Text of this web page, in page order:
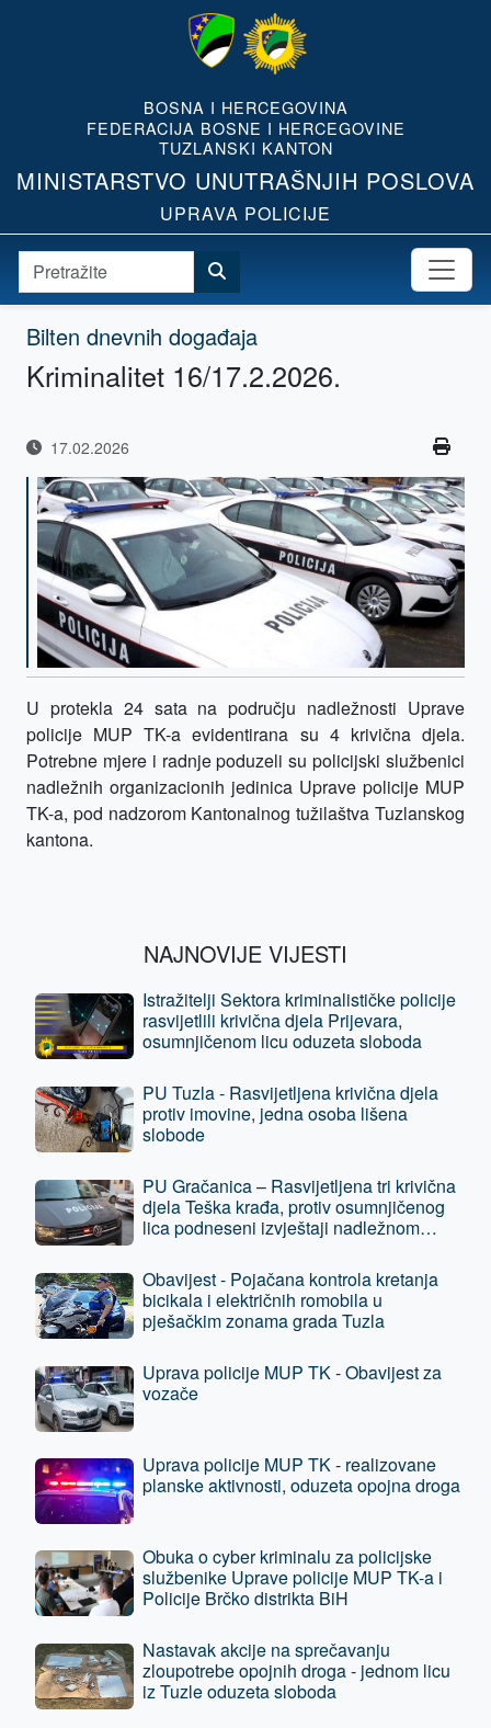
BOSNA I HERCEGOVINA
FEDERACIJA BOSNE I HERCEGOVINE
TUZLANSKI KANTON
MINISTARSTVO UNUTRAŠNJIH POSLOVA
UPRAVA POLICIJE
Bilten dnevnih događaja
Kriminalitet 16/17.2.2026.
17.02.2026
U protekla 24 sata na području nadležnosti Uprave
policije MUP TK-a evidentirana su 4 krivična djela.
Potrebne mjere i radnje poduzeli su policijski službenici
nadležnih organizacionih jedinica Uprave policije MUP
TK-a, pod nadzorom Kantonalnog tužilaštva Tuzlanskog
kantona.
NAJNOVIJE VIJESTI
Istražitelji Sektora kriminalističke policije
rasvijetlili krivična djela Prijevara,
osumnjičenom licu oduzeta sloboda
PU Tuzla - Rasvijetljena krivična djela
protiv imovine, jedna osoba lišena
slobode
PU Gračanica – Rasvijetljena tri krivična
djela Teška krađa, protiv osumnjičenog
lica podneseni izvještaji nadležnom
Obavijest - Pojačana kontrola kretanja
bicikala i električnih romobila u
pješačkim zonama grada Tuzla
Uprava policije MUP TK - Obavijest za
vozače
Uprava policije MUP TK - realizovane
planske aktivnosti, oduzeta opojna droga
Obuka o cyber kriminalu za policijske
službenike Uprave policije MUP TK-a i
Policije Brčko distrikta BiH
Nastavak akcije na sprečavanju
zloupotrebe opojnih droga - jednom licu
iz Tuzle oduzeta sloboda